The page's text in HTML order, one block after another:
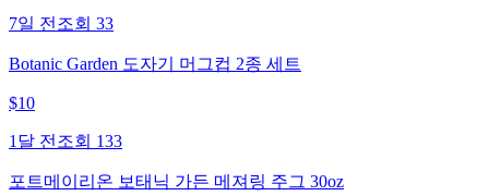
7일 전 조회 33
Botanic Garden 도자기 머그컵 2종 세트
$10
1달 전 조회 133
포트메이리온 보태닉 가든 메져링 주그 30oz